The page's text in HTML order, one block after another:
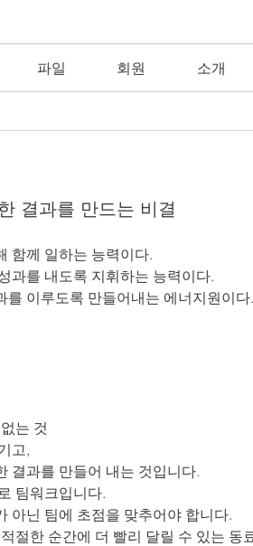
파일 회원 소개
결과를 만드는 비결
함께 일하는 능력이다.
과를 내도록 지휘하는 능력이다.
를 이루도록 만들어내는 에너지원이다.
는 것
고,
결과를 만들어 내는 것입니다.
팀워크입니다.
아닌 팀에 초점을 맞추어야 합니다.
절한 순간에 더 빨리 달릴 수 있는 동